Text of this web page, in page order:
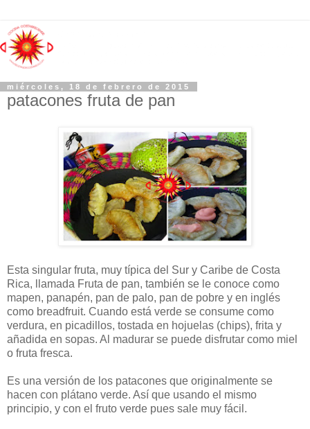
miércoles, 18 de febrero de 2015
patacones fruta de pan
Esta singular fruta, muy típica del Sur y Caribe de Costa
Rica, llamada Fruta de pan, también se le conoce como
mapen, panapén, pan de palo, pan de pobre y en inglés
como breadfruit. Cuando está verde se consume como
verdura, en picadillos, tostada en hojuelas (chips), frita y
añadida en sopas. Al madurar se puede disfrutar como miel
o fruta fresca.
Es una versión de los patacones que originalmente se
hacen con plátano verde. Así que usando el mismo
principio, y con el fruto verde pues sale muy fácil.